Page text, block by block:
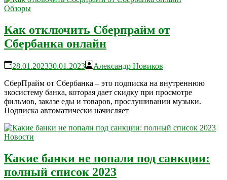
Обзоры
Как отключить Сберпрайм от
Сбербанка онлайн
28.01.202330.01.2023
Александр Новиков
СберПрайм от Сбербанка – это подписка на внутреннюю
экосистему банка, которая дает скидку при просмотре
фильмов, заказе еды и товаров, прослушивании музыки.
Подписка автоматически начисляет
Новости
Какие банки не попали под санкции:
полный список 2023